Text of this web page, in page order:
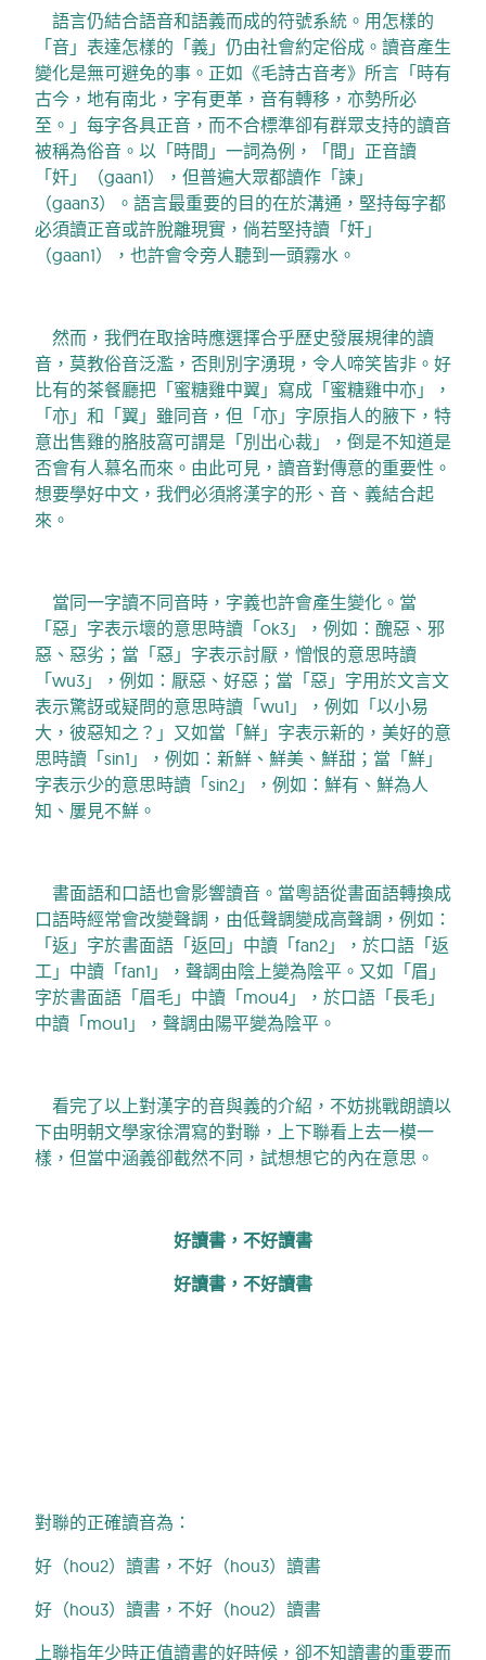
語言仍結合語音和語義而成的符號系統。用怎樣的
「音」表達怎樣的「義」仍由社會約定俗成。讀音產生
變化是無可避免的事。正如《毛詩古音考》所言「時有
古今，地有南北，字有更革，音有轉移，亦勢所必
至。」每字各具正音，而不合標準卻有群眾支持的讀音
被稱為俗音。以「時間」一詞為例，「間」正音讀
「奸」（gaan1），但普遍大眾都讀作「諫」
（gaan3）。語言最重要的目的在於溝通，堅持每字都
必須讀正音或許脫離現實，倘若堅持讀「奸」
（gaan1），也許會令旁人聽到一頭霧水。
然而，我們在取捨時應選擇合乎歷史發展規律的讀
音，莫教俗音泛濫，否則別字湧現，令人啼笑皆非。好
比有的茶餐廳把「蜜糖雞中翼」寫成「蜜糖雞中亦」，
「亦」和「翼」雖同音，但「亦」字原指人的腋下，特
意出售雞的胳肢窩可謂是「別出心裁」，倒是不知道是
否會有人慕名而來。由此可見，讀音對傳意的重要性。
想要學好中文，我們必須將漢字的形、音、義結合起
來。
當同一字讀不同音時，字義也許會產生變化。當
「惡」字表示壞的意思時讀「ok3」，例如：醜惡、邪
惡、惡劣；當「惡」字表示討厭，憎恨的意思時讀
「wu3」，例如：厭惡、好惡；當「惡」字用於文言文
表示驚訝或疑問的意思時讀「wu1」，例如「以小易
大，彼惡知之？」又如當「鮮」字表示新的，美好的意
思時讀「sin1」，例如：新鮮、鮮美、鮮甜；當「鮮」
字表示少的意思時讀「sin2」，例如：鮮有、鮮為人
知、屢見不鮮。
書面語和口語也會影響讀音。當粵語從書面語轉換成
口語時經常會改變聲調，由低聲調變成高聲調，例如：
「返」字於書面語「返回」中讀「fan2」，於口語「返
工」中讀「fan1」，聲調由陰上變為陰平。又如「眉」
字於書面語「眉毛」中讀「mou4」，於口語「長毛」
中讀「mou1」，聲調由陽平變為陰平。
看完了以上對漢字的音與義的介紹，不妨挑戰朗讀以
下由明朝文學家徐渭寫的對聯，上下聯看上去一模一
樣，但當中涵義卻截然不同，試想想它的內在意思。
好讀書，不好讀書
好讀書，不好讀書
對聯的正確讀音為：
好（hou2）讀書，不好（hou3）讀書
好（hou3）讀書，不好（hou2）讀書
上聯指年少時正值讀書的好時候，卻不知讀書的重要而